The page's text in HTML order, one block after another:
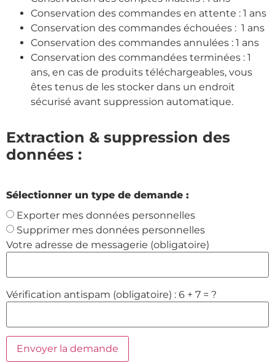
Conservation des commandes en attente : 1 ans
Conservation des commandes échouées : 1 ans
Conservation des commandes annulées : 1 ans
Conservation des commandées terminées : 1
ans, en cas de produits téléchargeables, vous
êtes tenus de les stocker dans un endroit
sécurisé avant suppression automatique.
Extraction & suppression des
données :
Sélectionner un type de demande :
Exporter mes données personnelles
Supprimer mes données personnelles
Votre adresse de messagerie (obligatoire)
Vérification antispam (obligatoire) : 6 + 7 = ?